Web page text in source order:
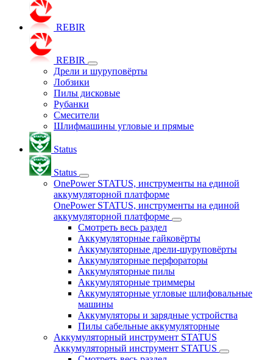
REBIR
REBIR
Дрели и шуруповёрты
Лобзики
Пилы дисковые
Рубанки
Смесители
Шлифмашины угловые и прямые
Status
Status
OnePower STATUS, инструменты на единой
аккумуляторной платформе
OnePower STATUS, инструменты на единой
аккумуляторной платформе
Смотреть весь раздел
Аккумуляторные гайковёрты
Аккумуляторные дрели-шуруповёрты
Аккумуляторные перфораторы
Аккумуляторные пилы
Аккумуляторные триммеры
Аккумуляторные угловые шлифовальные
машины
Аккумуляторы и зарядные устройства
Пилы сабельные аккумуляторные
Аккумуляторный инструмент STATUS
Аккумуляторный инструмент STATUS